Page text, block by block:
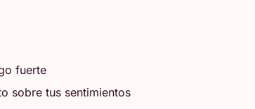
fuerte
sobre tus sentimientos